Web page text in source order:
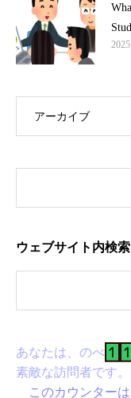
アーカイブ
ウェブサイト内検索
あなたは、のべ
素敵な訪問者です。
このカウンターは